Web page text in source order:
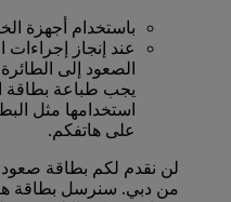
باستخدام أجهزة
عند إنجاز
الصعود إلى
يجب طباعة بطاقة
استخدامها مثل
على هاتفكم.
لن نقدم لكم بطاقة صعود
من دبي. سنرسل بطاقة